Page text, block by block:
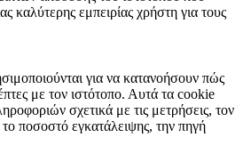
καλύτερης εμπειρίας χρήστη για τους
για να κατανοήσουν πώς
με τον ιστότοπο. Αυτά τα cookie
σχετικά με τις μετρήσεις, τον
ποσοστό εγκατάλειψης, την πηγή